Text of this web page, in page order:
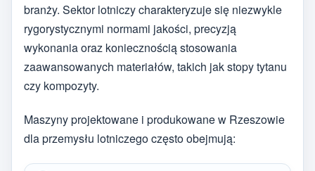
branży. Sektor lotniczy charakteryzuje się niezwykle
rygorystycznymi normami jakości, precyzją
wykonania oraz koniecznością stosowania
zaawansowanych materiałów, takich jak stopy tytanu
czy kompozyty.
Maszyny projektowane i produkowane w Rzeszowie
dla przemysłu lotniczego często obejmują: